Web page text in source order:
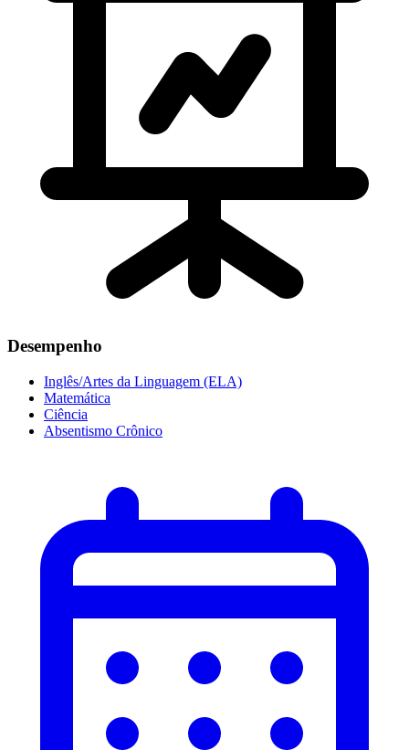
Desempenho
Inglês/Artes da Linguagem (ELA)
Matemática
Ciência
Absentismo Crônico